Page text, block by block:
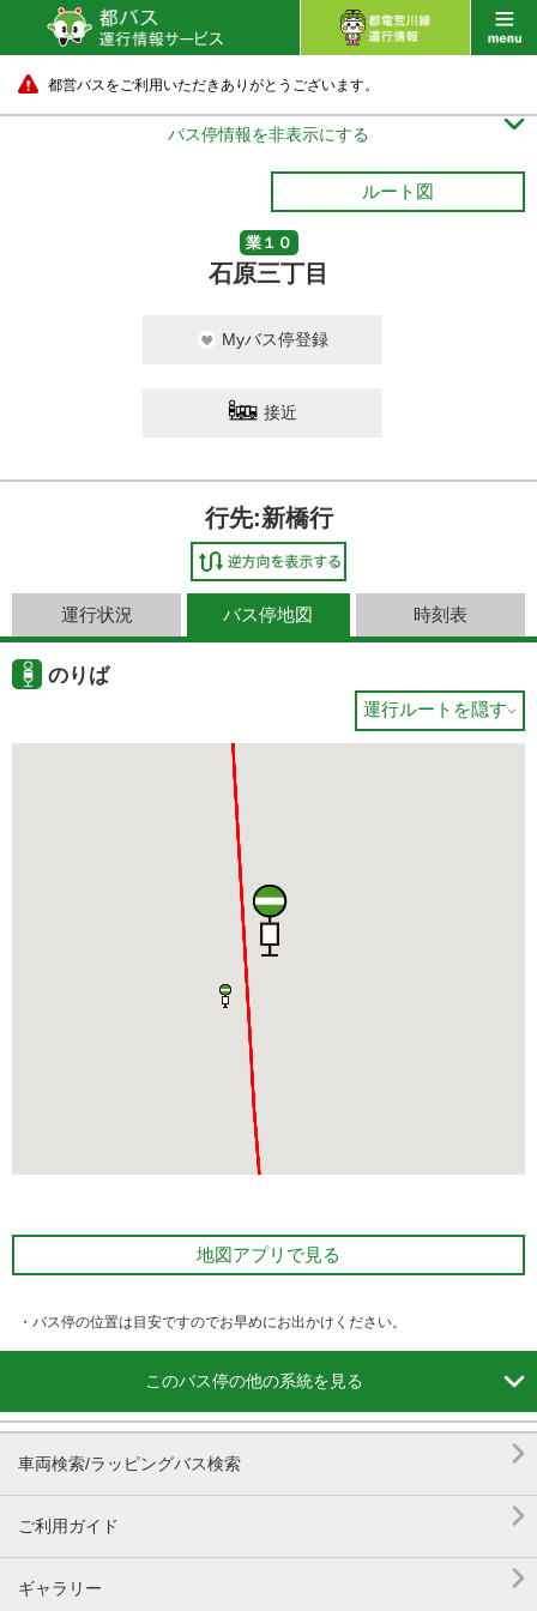
都営バスをご利用いただきありがとうございます。
バス停情報を非表示にする 
ルート図
業１０
石原三丁目
Myバス停登録
接近
行先:新橋行
運行状況 バス停地図 時刻表
のりば
運行ルートを隠す
地図アプリで見る
・バス停の位置は目安ですのでお早めにお出かけください。
このバス停の他の系統を見る 
車両検索/ラッピングバス検索 
ご利用ガイド 
ギャラリー 